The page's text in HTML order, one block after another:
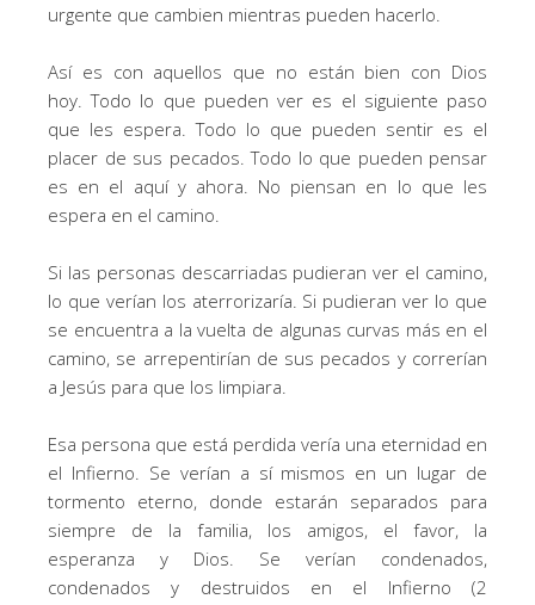
urgente que cambien mientras pueden hacerlo.
Así es con aquellos que no están bien con Dios
hoy. Todo lo que pueden ver es el siguiente paso
que les espera. Todo lo que pueden sentir es el
placer de sus pecados. Todo lo que pueden pensar
es en el aquí y ahora. No piensan en lo que les
espera en el camino.
Si las personas descarriadas pudieran ver el camino,
lo que verían los aterrorizaría. Si pudieran ver lo que
se encuentra a la vuelta de algunas curvas más en el
camino, se arrepentirían de sus pecados y correrían
a Jesús para que los limpiara.
Esa persona que está perdida vería una eternidad en
el Infierno. Se verían a sí mismos en un lugar de
tormento eterno, donde estarán separados para
siempre de la familia, los amigos, el favor, la
esperanza y Dios. Se verían condenados,
condenados y destruidos en el Infierno (2